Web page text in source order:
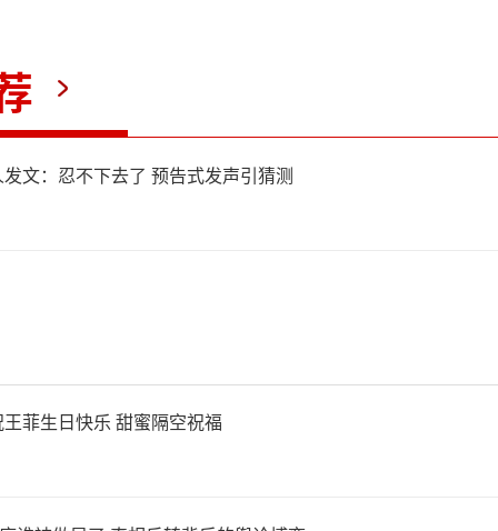
发文：忍不下去了 预告式发声引猜测
菲生日快乐 甜蜜隔空祝福